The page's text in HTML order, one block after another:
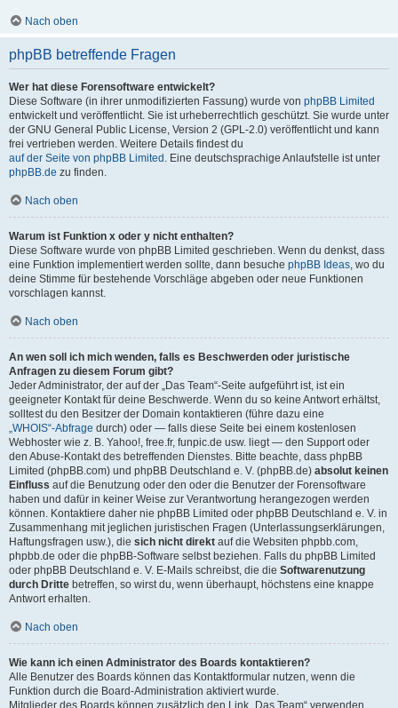
Nach oben
phpBB betreffende Fragen
Wer hat diese Forensoftware entwickelt?
Diese Software (in ihrer unmodifizierten Fassung) wurde von phpBB Limited
entwickelt und veröffentlicht. Sie ist urheberrechtlich geschützt. Sie wurde unter
der GNU General Public License, Version 2 (GPL-2.0) veröffentlicht und kann
frei vertrieben werden. Weitere Details findest du
auf der Seite von phpBB Limited . Eine deutschsprachige Anlaufstelle ist unter
phpBB.de zu finden.
Nach oben
Warum ist Funktion x oder y nicht enthalten?
Diese Software wurde von phpBB Limited geschrieben. Wenn du denkst, dass
eine Funktion implementiert werden sollte, dann besuche phpBB Ideas, wo du
deine Stimme für bestehende Vorschläge abgeben oder neue Funktionen
vorschlagen kannst.
Nach oben
An wen soll ich mich wenden, falls es Beschwerden oder juristische
Anfragen zu diesem Forum gibt?
Jeder Administrator, der auf der „Das Team“-Seite aufgeführt ist, ist ein
geeigneter Kontakt für deine Beschwerde. Wenn du so keine Antwort erhältst,
solltest du den Besitzer der Domain kontaktieren (führe dazu eine
„WHOIS“-Abfrage durch) oder — falls diese Seite bei einem kostenlosen
Webhoster wie z. B. Yahoo!, free.fr, funpic.de usw. liegt — den Support oder
den Abuse-Kontakt des betreffenden Dienstes. Bitte beachte, dass phpBB
Limited (phpBB.com) und phpBB Deutschland e. V. (phpBB.de) absolut keinen
Einfluss auf die Benutzung oder den oder die Benutzer der Forensoftware
haben und dafür in keiner Weise zur Verantwortung herangezogen werden
können. Kontaktiere daher nie phpBB Limited oder phpBB Deutschland e. V. in
Zusammenhang mit jeglichen juristischen Fragen (Unterlassungserklärungen,
Haftungsfragen usw.), die sich nicht direkt auf die Websiten phpbb.com,
phpbb.de oder die phpBB-Software selbst beziehen. Falls du phpBB Limited
oder phpBB Deutschland e. V. E-Mails schreibst, die die Softwarenutzung
durch Dritte betreffen, so wirst du, wenn überhaupt, höchstens eine knappe
Antwort erhalten.
Nach oben
Wie kann ich einen Administrator des Boards kontaktieren?
Alle Benutzer des Boards können das Kontaktformular nutzen, wenn die
Funktion durch die Board-Administration aktiviert wurde.
Mitglieder des Boards können zusätzlich den Link „Das Team“ verwenden.